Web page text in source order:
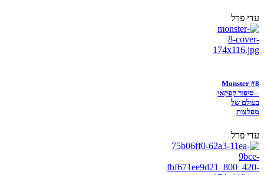
עדי פרל
Monster #8
– סיפור קפקאי
בעולם של
מפלצות
עדי פרל